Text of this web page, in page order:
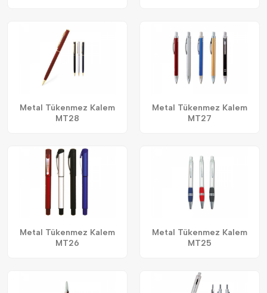
Metal Tükenmez Kalem
MT28
Metal Tükenmez Kalem
MT27
Metal Tükenmez Kalem
MT26
Metal Tükenmez Kalem
MT25